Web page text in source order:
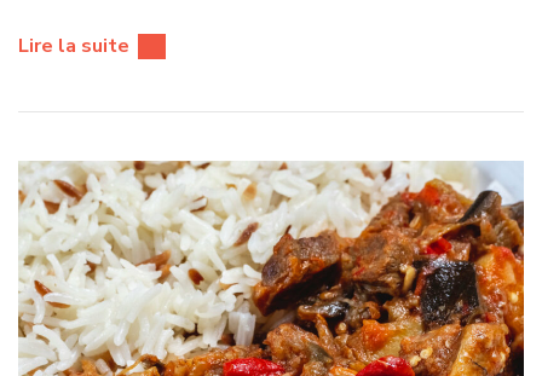
Lire la suite